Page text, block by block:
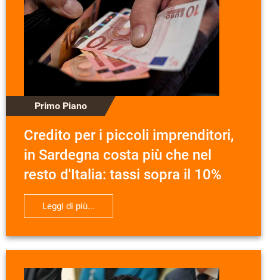
Primo Piano
Credito per i piccoli imprenditori,
in Sardegna costa più che nel
resto d'Italia: tassi sopra il 10%
Leggi di più...